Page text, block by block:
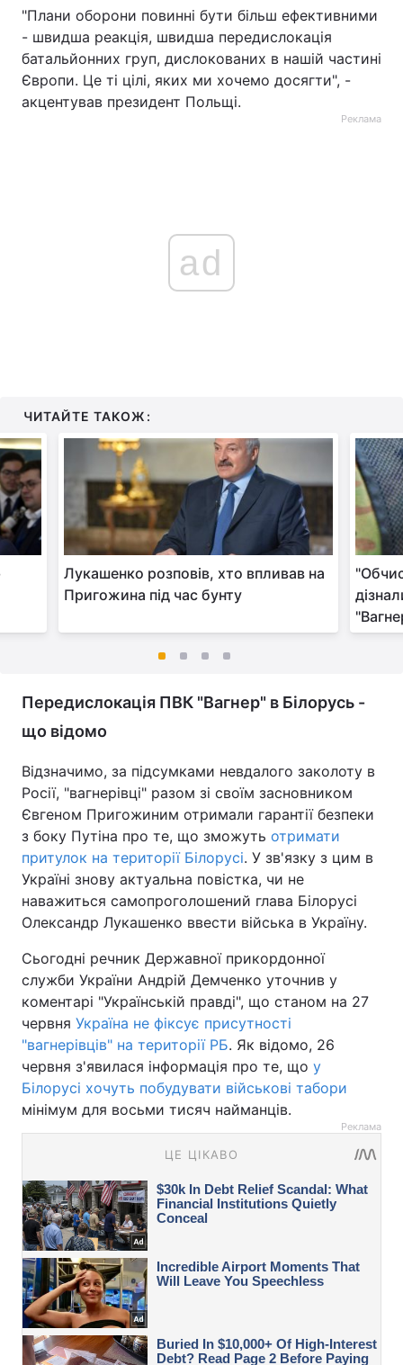
"Плани оборони повинні бути більш ефективними
- швидша реакція, швидша передислокація
батальйонних груп, дислокованих в нашій частині
Європи. Це ті цілі, яких ми хочемо досягти", -
акцентував президент Польщі.
Реклама
ad
ЧИТАЙТЕ ТАКОЖ:
Лукашенко розповів, хто впливав на
Пригожина під час бунту
Передислокація ПВК "Вагнер" в Білорусь -
що відомо
Відзначимо, за підсумками невдалого заколоту в
Росії, "вагнерівці" разом зі своїм засновником
Євгеном Пригожиним отримали гарантії безпеки
з боку Путіна про те, що зможуть отримати
притулок на території Білорусі. У зв'язку з цим в
Україні знову актуальна повістка, чи не
наважиться самопроголошений глава Білорусі
Олександр Лукашенко ввести війська в Україну.
Сьогодні речник Державної прикордонної
служби України Андрій Демченко уточнив у
коментарі "Українській правді", що станом на 27
червня Україна не фіксує присутності
"вагнерівців" на території РБ. Як відомо, 26
червня з'явилася інформація про те, що у
Білорусі хочуть побудувати військові табори
мінімум для восьми тисяч найманців.
Реклама